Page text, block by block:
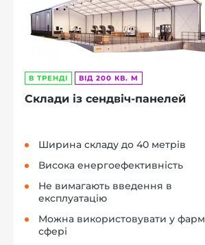
В ТРЕНДІ ВІД 200 КВ. М
Склади із сендвіч-панелей
Ширина складу до 40 метрів
Висока енергоефективність
Не вимагають введення в
експлуатацію
Можна використовувати у фарм
сфері